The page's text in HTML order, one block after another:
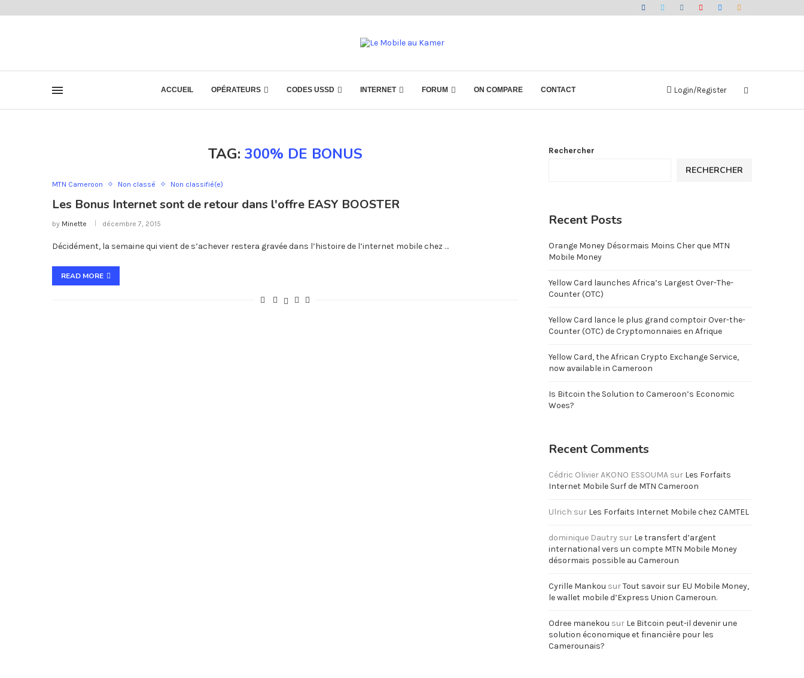
ACCUEIL OPÉRATEURS CODES USSD INTERNET FORUM ON COMPARE CONTACT Login/Register
TAG: 300% DE BONUS
MTN Cameroon Non classé Non classifié(e)
Les Bonus Internet sont de retour dans l'offre EASY BOOSTER
by Minette décembre 7, 2015
Décidément, la semaine qui vient de s’achever restera gravée dans l’histoire de l’internet mobile chez …
READ MORE
Rechercher
RECHERCHER
Recent Posts
Orange Money Désormais Moins Cher que MTN
Mobile Money
Yellow Card launches Africa’s Largest Over-The-
Counter (OTC)
Yellow Card lance le plus grand comptoir Over-the-
Counter (OTC) de Cryptomonnaies en Afrique
Yellow Card, the African Crypto Exchange Service,
now available in Cameroon
Is Bitcoin the Solution to Cameroon’s Economic
Woes?
Recent Comments
Cédric Olivier AKONO ESSOUMA sur Les Forfaits
Internet Mobile Surf de MTN Cameroon
Ulrich sur Les Forfaits Internet Mobile chez CAMTEL
dominique Dautry sur Le transfert d’argent
international vers un compte MTN Mobile Money
désormais possible au Cameroun
Cyrille Mankou surTout savoir sur EU Mobile Money,
le wallet mobile d’Express Union Cameroun.
Odree manekou sur Le Bitcoin peut-il devenir une
solution économique et financière pour les
Camerounais?